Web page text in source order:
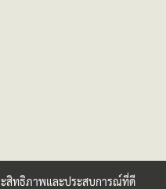
ะสิทธิภาพและประสบการณ์ที่ดี